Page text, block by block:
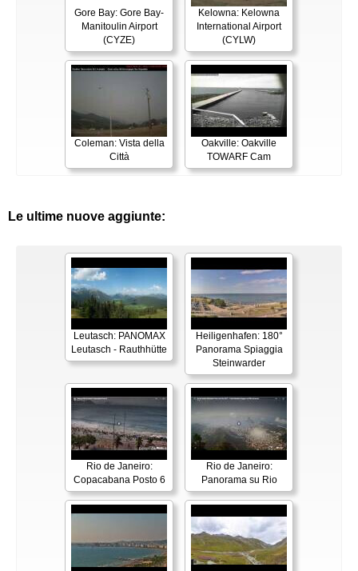
Gore Bay: Gore Bay-
Manitoulin Airport
(CYZE)
Kelowna: Kelowna
International Airport
(CYLW)
Coleman: Vista della
Città
Oakville: Oakville
TOWARF Cam
Le ultime nuove aggiunte:
Leutasch: PANOMAX
Leutasch - Rauthhütte
Heiligenhafen: 180°
Panorama Spiaggia
Steinwarder
Rio de Janeiro:
Copacabana Posto 6
Rio de Janeiro:
Panorama su Rio